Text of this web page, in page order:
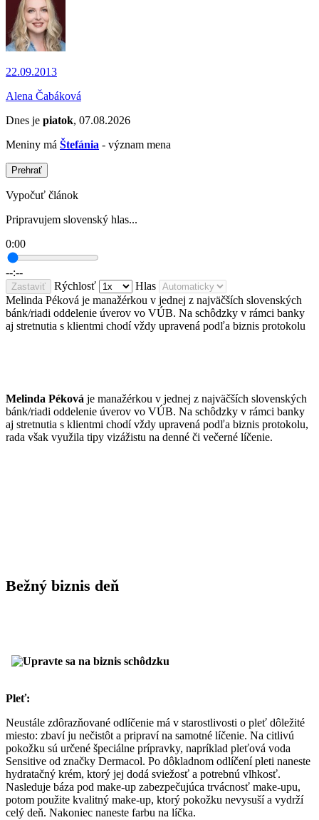
22.09.2013
Alena Čabáková
Dnes je piatok, 07.08.2026
Meniny má Štefánia - význam mena
Prehrať
Vypočuť článok
Pripravujem slovenský hlas...
0:00
--:--
Zastaviť Rýchlosť
Hlas
Melinda Péková je manažérkou v jednej z najväčších slovenských
bánk/riadi oddelenie úverov vo VÚB. Na schôdzky v rámci banky
aj stretnutia s klientmi chodí vždy upravená podľa biznis protokolu
Melinda Péková je manažérkou v jednej z najväčších slovenských
bánk/riadi oddelenie úverov vo VÚB. Na schôdzky v rámci banky
aj stretnutia s klientmi chodí vždy upravená podľa biznis protokolu,
rada však využila tipy vizážistu na denné či večerné líčenie.
Bežný biznis deň
Pleť:
Neustále zdôrazňované odlíčenie má v starostlivosti o pleť dôležité
miesto: zbaví ju nečistôt a pripraví na samotné líčenie. Na citlivú
pokožku sú určené špeciálne prípravky, napríklad pleťová voda
Sensitive od značky Dermacol. Po dôkladnom odlíčení pleti naneste
hydratačný krém, ktorý jej dodá sviežosť a potrebnú vlhkosť.
Nasleduje báza pod make-up zabezpečujúca trvácnosť make-upu,
potom použite kvalitný make-up, ktorý pokožku nevysuší a vydrží
celý deň. Nakoniec naneste farbu na líčka.